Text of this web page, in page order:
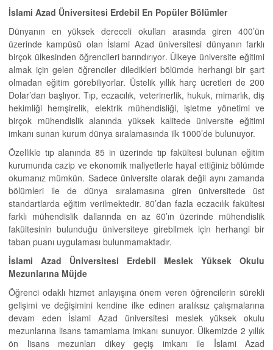
İslami Azad Üniversitesi Erdebil En Popüler Bölümler
Dünyanın en yüksek dereceli okulları arasında giren 400’ün
üzerinde kampüsü olan İslami Azad üniversitesi dünyanın farklı
birçok ülkesinden öğrencileri barındırıyor. Ülkeye üniversite eğitimi
almak için gelen öğrenciler diledikleri bölümde herhangi bir şart
olmadan eğitim görebiliyorlar. Üstelik yıllık harç ücretleri de 200
Dolar’dan başlıyor. Tıp, eczacılık, veterinerlik, hukuk, mimarlık, diş
hekimliği hemşirelik, elektrik mühendisliği, işletme yönetimi ve
birçok mühendislik alanında yüksek kalitede üniversite eğitimi
imkanı sunan kurum dünya sıralamasında ilk 1000’de bulunuyor.
Özellikle tıp alanında 85 in üzerinde tıp fakültesi bulunan eğitim
kurumunda cazip ve ekonomik maliyetlerle hayal ettiğiniz bölümde
okumanız mümkün. Sadece üniversite olarak değil aynı zamanda
bölümleri ile de dünya sıralamasına giren üniversitede üst
standartlarda eğitim verilmektedir. 80’dan fazla eczacılık fakültesi
farklı mühendislik dallarında en az 60’ın üzerinde mühendislik
fakültesinin bulunduğu üniversiteye girebilmek için herhangi bir
taban puanı uygulaması bulunmamaktadır.
İslami Azad Üniversitesi Erdebil Meslek Yüksek Okulu
Mezunlarına Müjde
Öğrenci odaklı hizmet anlayışına önem veren öğrencilerin sürekli
gelişimi ve değişimini kendine ilke edinen aralıksız çalışmalarına
devam eden İslami Azad üniversitesi meslek yüksek okulu
mezunlarına lisans tamamlama imkanı sunuyor. Ülkemizde 2 yıllık
ön lisans mezunları dikey geçiş imkanı ile İslami Azad